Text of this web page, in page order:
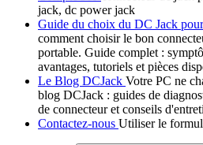
jack, dc power jack
Guide du choix du DC Jack
comment choisir le bon
portable. Guide complet :
avantages, tutoriels et pièces
Le Blog DCJack Votre PC ne
blog DCJack : guides de
de connecteur et conseils
Contactez-nous Utiliser le